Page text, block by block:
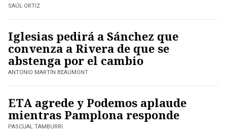
SAÚL ORTIZ
Iglesias pedirá a Sánchez que
convenza a Rivera de que se
abstenga por el cambio
ANTONIO MARTÍN BEAUMONT
ETA agrede y Podemos aplaude
mientras Pamplona responde
PASCUAL TAMBURRI